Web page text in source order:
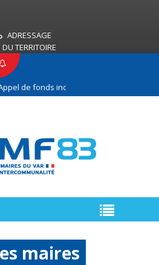
ADRESSAGE
TERRITOIRE
de fonds incendies de forêt
maires